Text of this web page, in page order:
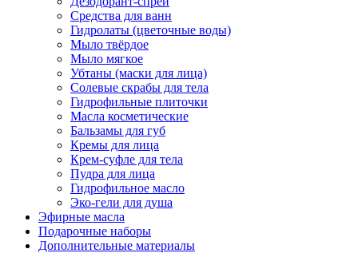
Средства для ванн
Гидролаты (цветочные воды)
Мыло твёрдое
Мыло мягкое
Убтаны (маски для лица)
Солевые скрабы для тела
Гидрофильные плиточки
Масла косметические
Бальзамы для губ
Кремы для лица
Крем-суфле для тела
Пудра для лица
Гидрофильное масло
Эко-гели для душа
Эфирные масла
Подарочные наборы
Дополнительные материалы